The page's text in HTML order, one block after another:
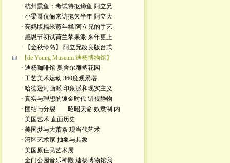
· 杭州熏鱼：考试特抠鳟鱼 阿立兄
· 小梁哥伉俪来访拖欠半年 阿立大
· 亮妈版糯米蒸年糕 阿立兄的手艺
· 感恩节初试荷兰苹果派 来年更上
· 【金秋绿岛】 阿立兄改良版台式
【de Young Museum 迪杨博物馆】
· 迪杨咖啡馆 奥舍尔雕塑花园
· 工艺美术运动 360度观景塔
· 哈德逊河画派 印象派和现实主义
· 真实与理想的镀金时代 错视静物
· 团结与分裂——昭昭天命 奴隶制 内
· 美国艺术 直面历史
· 美国梦与大萧条 现当代艺术
· 湾区艺术家 抽象与具象
· 美国原住民艺术展
· 金门公园音乐神殿 迪杨博物馆我